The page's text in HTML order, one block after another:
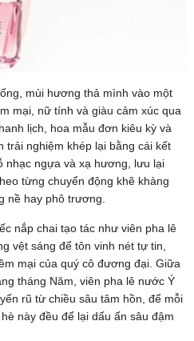
mùi hương thả mình vào một
mại, nữ tính và giàu cảm xúc qua
lịch, hoa mẫu đơn kiêu kỳ và
trải nghiệm khép lại bằng cái kết
nhạc ngựa và xạ hương, lưu lại
từng chuyển động khẽ khàng
nề hay phô trương.
nắp chai tạo tác như viên pha lê
vệt sáng để tôn vinh nét tự tin,
mại của quý cô đương đại. Giữa
tháng Năm, viên pha lê nước Ý
rũ từ chiều sâu tâm hồn, để mỗi
này đều để lại dấu ấn sâu đậm